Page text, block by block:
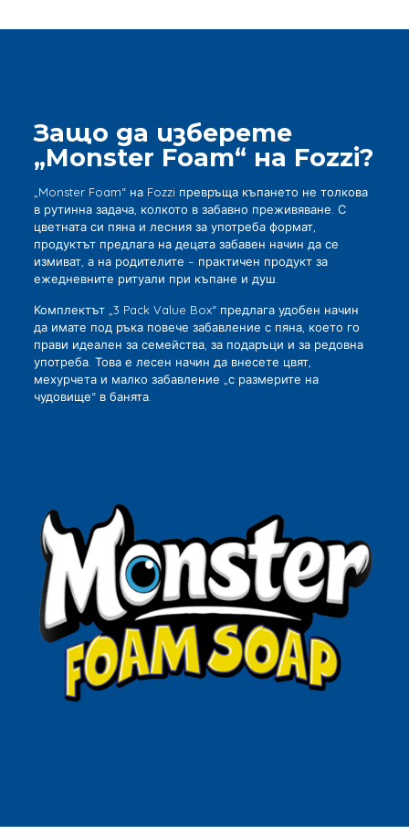
Защо да изберете
„Monster Foam“ на Fozzi?
„Monster Foam“ на Fozzi превръща къпането не толкова
в рутинна задача, колкото в забавно преживяване. С
цветната си пяна и лесния за употреба формат,
продуктът предлага на децата забавен начин да се
измиват, а на родителите – практичен продукт за
ежедневните ритуали при къпане и душ.
Комплектът „3 Pack Value Box“ предлага удобен начин
да имате под ръка повече забавление с пяна, което го
прави идеален за семейства, за подаръци и за редовна
употреба. Това е лесен начин да внесете цвят,
мехурчета и малко забавление „с размерите на
чудовище“ в банята.